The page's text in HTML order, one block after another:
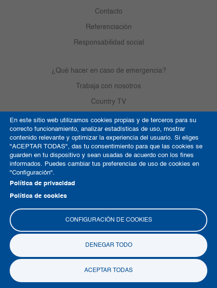
En este sitio web utilizamos cookies propias y de terceros para su
correcto funcionamiento, analizar estadísticas de uso, mostrar
contenido relevante y optimizar la experiencia del usuario. Si eliges
"ACEPTAR TODAS", das tu consentimiento para que las cookies se
guarden en tu dispositivo y sean usadas de acuerdo con los fines
informados. Puedes cambiar tus preferencias de uso de cookies en
"Configuración".
Política de privacidad
Política de cookies
CONFIGURACIÓN DE COOKIES
DENEGAR TODO
ACEPTAR TODAS
Contacto
Referenciación
Responsabilidad social
¿Qué hacer en caso de emergencia?
Trabaja con nosotros
Country TV
Política de Cookies
Términos y condiciones
Derechos de autor
Copyright © 2026 Clínica del Country